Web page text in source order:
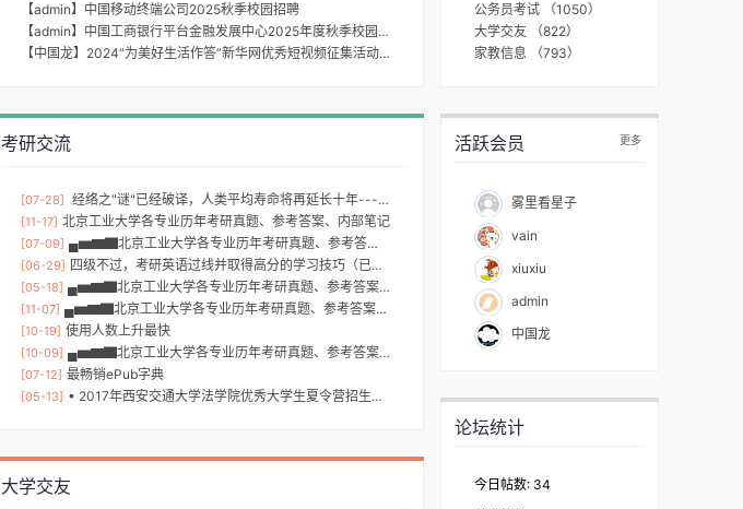
【admin】中国移动终端公司2025秋季校园招聘
【admin】中国工商银行平台金融发展中心2025年度秋季校园招聘公告
【中国龙】2024“为美好生活作答”新华网优秀短视频征集活动启动
考研交流
[07-28] 经络之"谜"已经破译，人类平均寿命将再延长十年---- 经络学说形成原理的假想和与中医学理论的关系
[11-17] 北京工业大学各专业历年考研真题、参考答案、内部笔记
[07-09] ▄▅▆▇北京工业大学各专业历年考研真题、参考答案、内部笔记等全套考研资料▇▆▅▄
[06-29] 四级不过，考研英语过线并取得高分的学习技巧（已辅导诸多成功案例）
[05-18] ▄▅▆▇北京工业大学各专业历年考研真题、参考答案、内部笔记等全套考研资料▇▆▅▄
[11-07] ▄▅▆▇北京工业大学各专业历年考研真题、参考答案、内部笔记等全套考研资料▇▆▅▄
[10-19] 使用人数上升最快
[10-09] ▄▅▆▇北京工业大学各专业历年考研真题、参考答案、内部笔记等全套考研资料▇▆▅▄
[07-12] 最畅销ePub字典
[05-13] • 2017年西安交通大学法学院优秀大学生夏令营招生简章
大学交友
公务员考试 （1050）
大学交友 （822）
家教信息 （793）
活跃会员 更多
雾里看星子
vain
xiuxiu
admin
中国龙
论坛统计
今日帖数: 34